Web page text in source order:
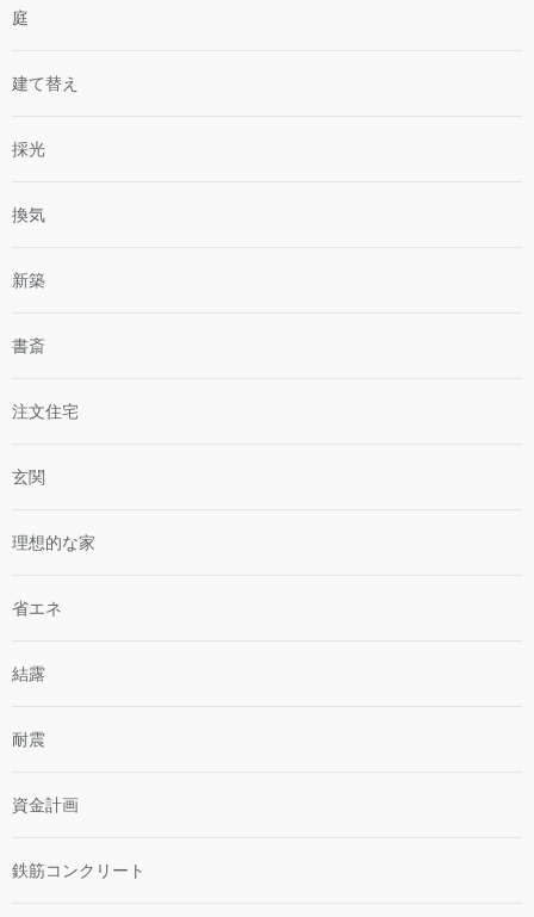
庭
建て替え
採光
換気
新築
書斎
注文住宅
玄関
理想的な家
省エネ
結露
耐震
資金計画
鉄筋コンクリート